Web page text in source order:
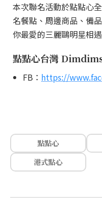
本次聯名活動於點點心
名餐點、周邊商品、備
你最愛的三麗鷗明星相遇
點點心台灣
FB： https://
點點心
港式點心